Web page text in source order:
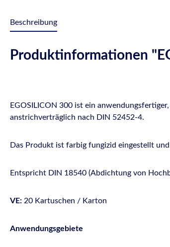
Beschreibung
Produktinformationen
EGOSILICON 300 ist ein
anstrichverträglich nach DIN 52452-4.
Das Produkt ist farbig fungizid eingestellt
Entspricht DIN 18540 (Abdichtung von
VE: 20 Kartuschen / Karton
Anwendungsgebiete